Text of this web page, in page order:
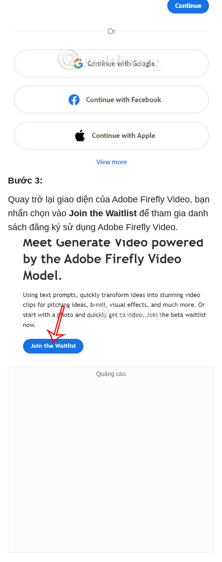
Bước 3:
Quay trở lại giao diện của Adobe Firefly Video, bạn
nhấn chọn vào Join the Waitlist để tham gia danh
sách đăng ký sử dụng Adobe Firefly Video.